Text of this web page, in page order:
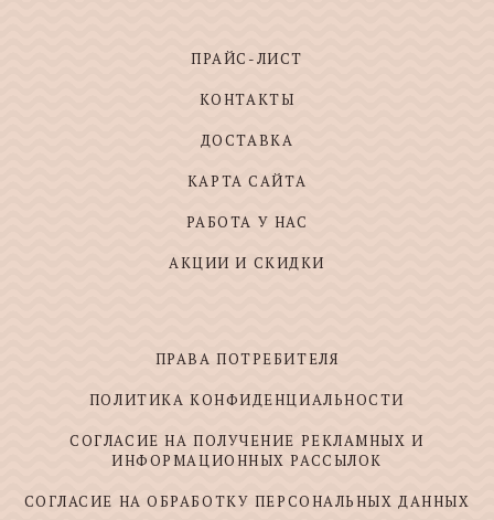
ПРАЙС-ЛИСТ
КОНТАКТЫ
ДОСТАВКА
КАРТА САЙТА
РАБОТА У НАС
АКЦИИ И СКИДКИ
ПРАВА ПОТРЕБИТЕЛЯ
ПОЛИТИКА КОНФИДЕНЦИАЛЬНОСТИ
СОГЛАСИЕ НА ПОЛУЧЕНИЕ РЕКЛАМНЫХ И
ИНФОРМАЦИОННЫХ РАССЫЛОК
СОГЛАСИЕ НА ОБРАБОТКУ ПЕРСОНАЛЬНЫХ ДАННЫХ